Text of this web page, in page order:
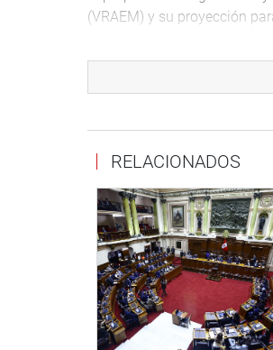
(VRAEM) y su proyección
prevención y mitigación de
Irrigaciones y su vínculo
La sesión se efectuará
A las 10 de la mañana
Comisiones.
A las 11 de la mañana, en
legisladora Sonia
Tours.
Paralelamente se realizará
A la misma hora se
aeroportuarias en el sur
RELACIONADOS